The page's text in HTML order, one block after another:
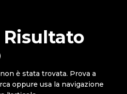
Risultato
è stata trovata. Prova a
oppure usa la navigazione